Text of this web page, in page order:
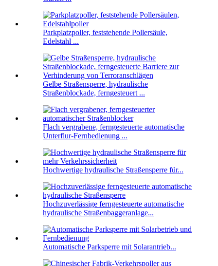
Parkplatzpoller, feststehende Pollersäule,
Edelstahl ...
Gelbe Straßensperre, hydraulische
Straßenblockade, ferngesteuert ...
Flach vergrabene, ferngesteuerte automatische
Unterflur-Fernbedienung ...
Hochwertige hydraulische Straßensperre für...
Hochzuverlässige ferngesteuerte automatische
hydraulische Straßenbaggeranlage...
Automatische Parksperre mit Solarantrieb...